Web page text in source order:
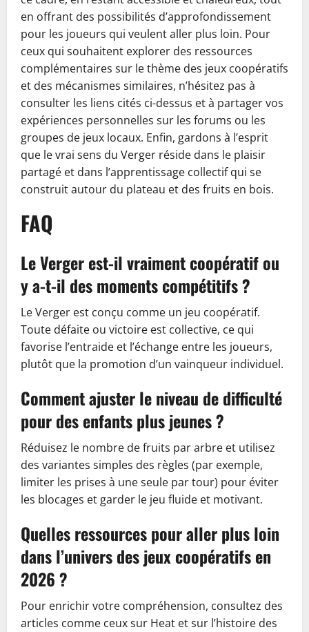
en offrant des possibilités d’approfondissement
pour les joueurs qui veulent aller plus loin. Pour
ceux qui souhaitent explorer des ressources
complémentaires sur le thème des jeux coopératifs
et des mécanismes similaires, n’hésitez pas à
consulter les liens cités ci-dessus et à partager vos
expériences personnelles sur les forums ou les
groupes de jeux locaux. Enfin, gardons à l’esprit
que le vrai sens du Verger réside dans le plaisir
partagé et dans l’apprentissage collectif qui se
construit autour du plateau et des fruits en bois.
FAQ
Le Verger est-il vraiment coopératif ou
y a-t-il des moments compétitifs ?
Le Verger est conçu comme un jeu coopératif.
Toute défaite ou victoire est collective, ce qui
favorise l’entraide et l’échange entre les joueurs,
plutôt que la promotion d’un vainqueur individuel.
Comment ajuster le niveau de difficulté
pour des enfants plus jeunes ?
Réduisez le nombre de fruits par arbre et utilisez
des variantes simples des règles (par exemple,
limiter les prises à une seule par tour) pour éviter
les blocages et garder le jeu fluide et motivant.
Quelles ressources pour aller plus loin
dans l’univers des jeux coopératifs en
2026 ?
Pour enrichir votre compréhension, consultez des
articles comme ceux sur Heat et sur l’histoire des